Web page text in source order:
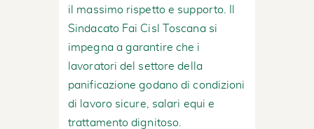
il massimo rispetto e supporto. Il
Sindacato Fai Cisl Toscana si
impegna a garantire che i
lavoratori del settore della
panificazione godano di condizioni
di lavoro sicure, salari equi e
trattamento dignitoso.